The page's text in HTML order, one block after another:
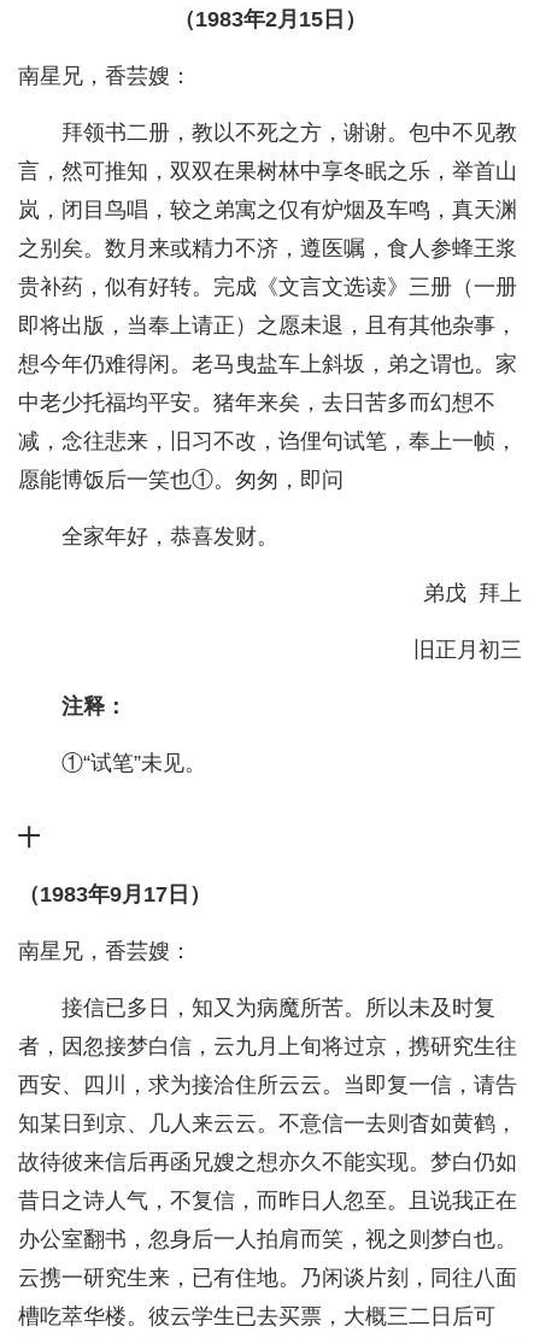
（1983年2月15日）
南星兄，香芸嫂：
拜领书二册，教以不死之方，谢谢。包中不见教
言，然可推知，双双在果树林中享冬眠之乐，举首山
岚，闭目鸟唱，较之弟寓之仅有炉烟及车鸣，真天渊
之别矣。数月来或精力不济，遵医嘱，食人参蜂王浆
贵补药，似有好转。完成《文言文选读》三册（一册
即将出版，当奉上请正）之愿未退，且有其他杂事，
想今年仍难得闲。老马曳盐车上斜坂，弟之谓也。家
中老少托福均平安。猪年来矣，去日苦多而幻想不
减，念往悲来，旧习不改，诌俚句试笔，奉上一帧，
愿能博饭后一笑也①。匆匆，即问
全家年好，恭喜发财。
弟戊 拜上
旧正月初三
注释：
①“试笔”未见。
十
（1983年9月17日）
南星兄，香芸嫂：
接信已多日，知又为病魔所苦。所以未及时复
者，因忽接梦白信，云九月上旬将过京，携研究生往
西安、四川，求为接洽住所云云。当即复一信，请告
知某日到京、几人来云云。不意信一去则杳如黄鹤，
故待彼来信后再函兄嫂之想亦久不能实现。梦白仍如
昔日之诗人气，不复信，而昨日人忽至。且说我正在
办公室翻书，忽身后一人拍肩而笑，视之则梦白也。
云携一研究生来，已有住地。乃闲谈片刻，同往八面
槽吃萃华楼。彼云学生已去买票，大概三二日后可